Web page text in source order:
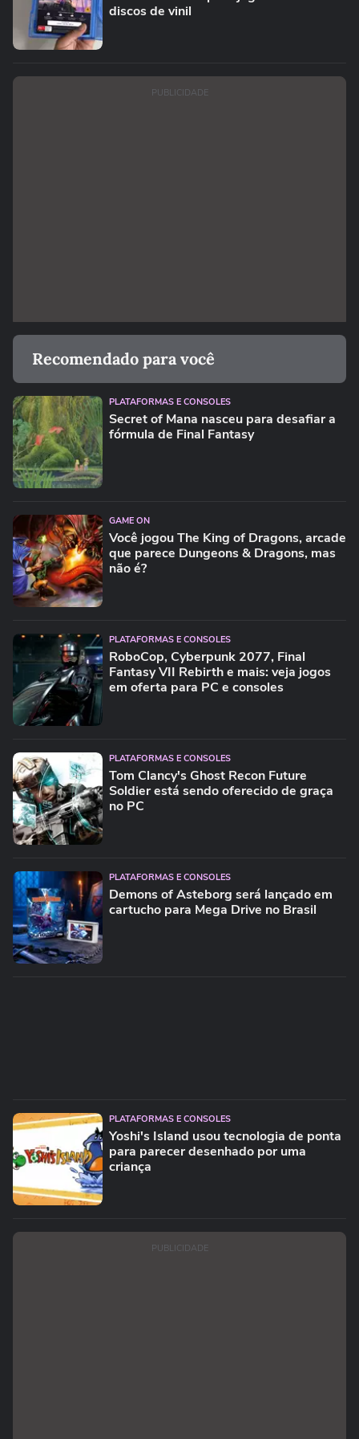
discos de vinil
PUBLICIDADE
Recomendado para você
PLATAFORMAS E CONSOLES
Secret of Mana nasceu para desafiar a
fórmula de Final Fantasy
GAME ON
Você jogou The King of Dragons, arcade
que parece Dungeons & Dragons, mas
não é?
PLATAFORMAS E CONSOLES
RoboCop, Cyberpunk 2077, Final
Fantasy VII Rebirth e mais: veja jogos
em oferta para PC e consoles
PLATAFORMAS E CONSOLES
Tom Clancy's Ghost Recon Future
Soldier está sendo oferecido de graça
no PC
PLATAFORMAS E CONSOLES
Demons of Asteborg será lançado em
cartucho para Mega Drive no Brasil
PLATAFORMAS E CONSOLES
Yoshi's Island usou tecnologia de ponta
para parecer desenhado por uma
criança
PUBLICIDADE